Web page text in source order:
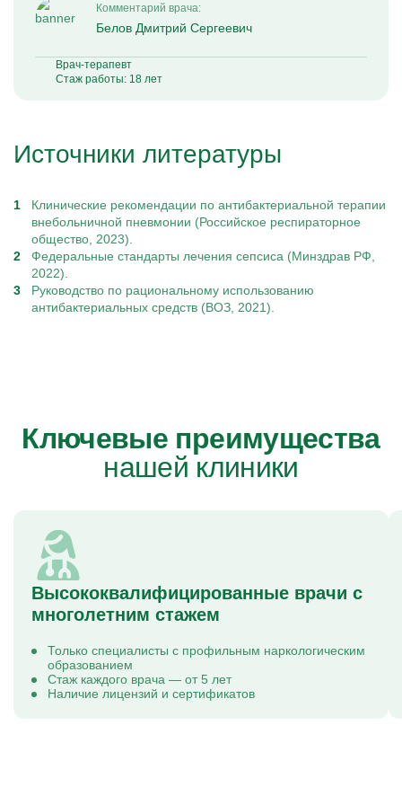
Комментарий врача:
Белов Дмитрий Сергеевич
Врач-терапевт
Стаж работы: 18 лет
Источники литературы
Клинические рекомендации по антибактериальной терапии
внебольничной пневмонии (Российское респираторное
общество, 2023).
Федеральные стандарты лечения сепсиса (Минздрав РФ,
2022).
Руководство по рациональному использованию
антибактериальных средств (ВОЗ, 2021).
Ключевые преимущества
нашей клиники
Высококвалифицированные врачи с
многолетним стажем
Только специалисты с профильным наркологическим
образованием
Стаж каждого врача — от 5 лет
Наличие лицензий и сертификатов